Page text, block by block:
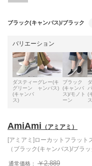
ブラック(キャンバス)/ブラック
バリエーション
ダスティー
グリーン
(キャンバ
ス)
グレー(キ
ャンバス)
ブラック
(キャンバ
ス)/モノト
ーン
(
AmiAmi （アミアミ）
[アミアミ]ローカットフラット
（ブラック(キャンバス)/ブラッ
通常価格： ￥2,889